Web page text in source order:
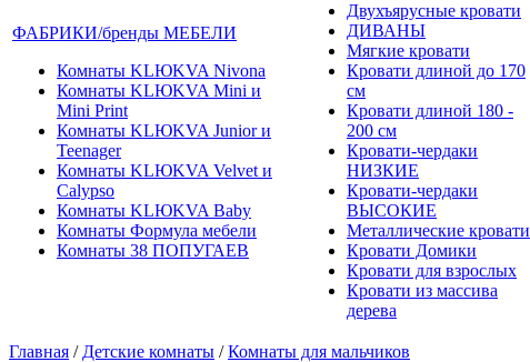
ФАБРИКИ/бренды МЕБЕЛИ
Комнаты KLЮKVA Nivona
Комнаты KLЮKVA Mini и
Mini Print
Комнаты KLЮKVA Junior и
Teenager
Комнаты KLЮKVA Velvet и
Calypso
Комнаты KLЮKVA Baby
Комнаты Формула мебели
Комнаты 38 ПОПУГАЕВ
Двухъярусные кровати
ДИВАНЫ
Мягкие кровати
Кровати длиной до 170
см
Кровати длиной 180 -
200 см
Кровати-чердаки
НИЗКИЕ
Кровати-чердаки
ВЫСОКИЕ
Металлические кровати
Кровати Домики
Кровати для взрослых
Кровати из массива
дерева
Главная / Детские комнаты /Комнаты для мальчиков